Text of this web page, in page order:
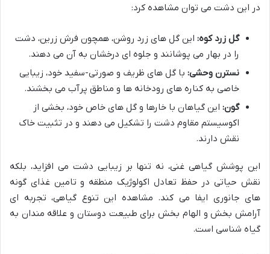
در این دشت می توان مشاهده کرد:
گل زرد کوه: این گل های زرد روشن، همچون فرش زرین، دشت
را در بهار می پوشانند و جلوه ای درخشان به آن می دهند.
نسترن وحشی: با گل های ظریف و صورتی-سفید خود، زیبایی
خاصی به کناره های رودخانه ها و مناطق پرآب می بخشند.
گون: این گیاهان با خارها و گل های خاص خود، بخشی از
اکوسیستم مقاوم دشت را تشکیل می دهند و در تثبیت خاک
نقش دارند.
این پوشش گیاهی غنی، نه تنها بر زیبایی دشت می افزاید، بلکه
نقش حیاتی در حفظ تعادل اکولوژیک منطقه و تامین غذای گونه
های جانوری ایفا می کند. مشاهده این تنوع گیاهی، تجربه ای
آرامش بخش و الهام بخش برای طبیعت دوستان و علاقه مندان به
گیاه شناسی است.